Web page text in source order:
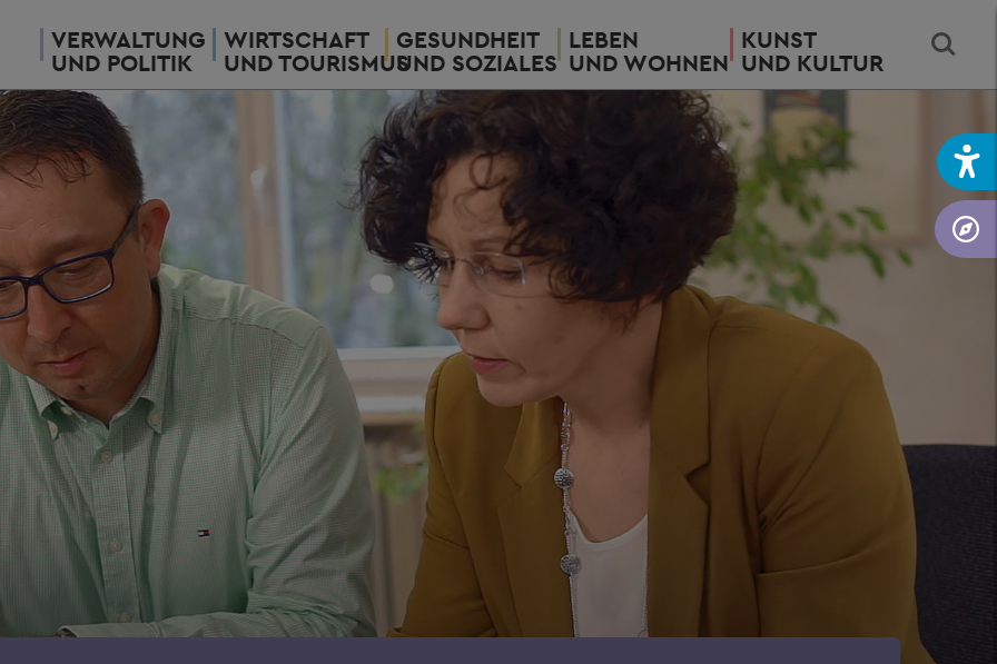
VERWALTUNG
UND POLITIK
WIRTSCHAFT
UND TOURISMUS
GESUNDHEIT
UND SOZIALES
LEBEN
UND WOHNEN
KUNST
UND KULTUR